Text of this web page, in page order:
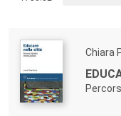
Chiara